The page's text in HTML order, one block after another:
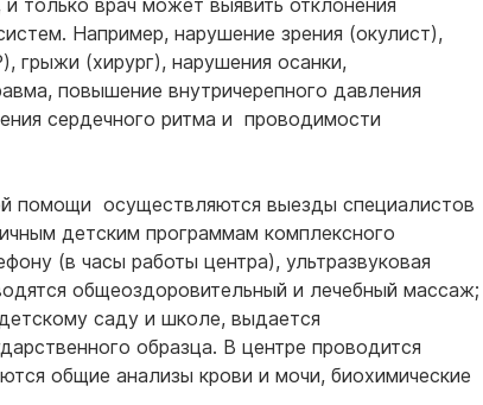
только врач может выявить отклонения
Например, нарушение зрения (окулист),
грыжи (хирург), нарушения осанки,
повышение внутричерепного давления
сердечного ритма и проводимости
помощи осуществляются выезды специалистов
детским программам комплексного
(в часы работы центра), ультразвуковая
общеоздоровительный и лечебный массаж;
саду и школе, выдается
образца. В центре проводится
общие анализы крови и мочи, биохимические